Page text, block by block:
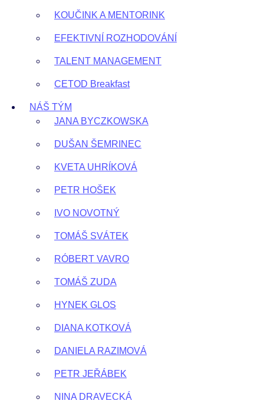
KOUČINK A MENTORINK
EFEKTIVNÍ ROZHODOVÁNÍ
TALENT MANAGEMENT
CETOD Breakfast
NÁŠ TÝM
JANA BYCZKOWSKA
DUŠAN ŠEMRINEC
KVETA UHRÍKOVÁ
PETR HOŠEK
IVO NOVOTNÝ
TOMÁŠ SVÁTEK
RÓBERT VAVRO
TOMÁŠ ZUDA
HYNEK GLOS
DIANA KOTKOVÁ
DANIELA RAZIMOVÁ
PETR JEŘÁBEK
NINA DRAVECKÁ